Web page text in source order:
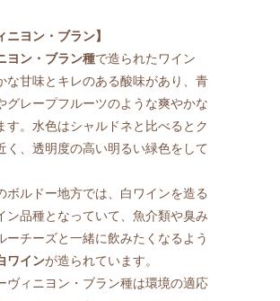
ニヨン・ブラン】
ヨン・ブラン種で造られたワイン
な甘味とキレのある酸味があり、青
グレープフルーツのような爽やかな
す。水色はシャルドネと比べるとク
く、透明度の高い明るい緑色をして
ボルドー地方では、白ワインを造る
ン品種となっていて、魚介類や臭み
ーチーズと一緒に飲みたくなるよう
ワインが造られています。
ヴィニヨン・ブラン種は環境の適応